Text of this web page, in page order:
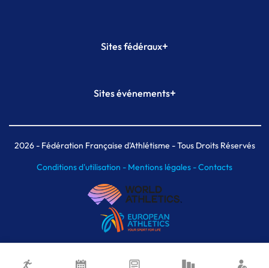
Sites fédéraux+
Plateforme Formation
Sites événements+
Meeting de Paris indoor
MAIF Ekiden de Paris
2026- Fédération Française d'Athlétisme - Tous Droits Réservés
Conditions d'utilisation - Mentions légales -Contacts